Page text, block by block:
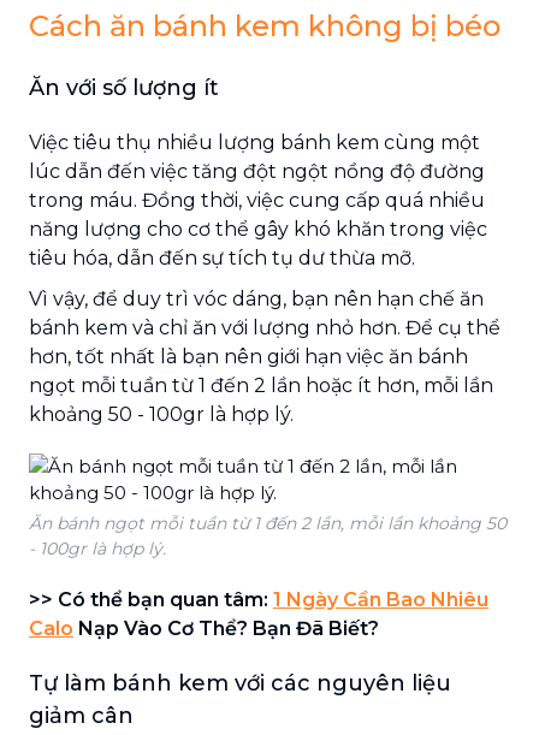
Cách ăn bánh kem không bị béo
Ăn với số lượng ít
Việc tiêu thụ nhiều lượng bánh kem cùng một
lúc dẫn đến việc tăng đột ngột nồng độ đường
trong máu. Đồng thời, việc cung cấp quá nhiều
năng lượng cho cơ thể gây khó khăn trong việc
tiêu hóa, dẫn đến sự tích tụ dư thừa mỡ.
Vì vậy, để duy trì vóc dáng, bạn nên hạn chế ăn
bánh kem và chỉ ăn với lượng nhỏ hơn. Để cụ thể
hơn, tốt nhất là bạn nên giới hạn việc ăn bánh
ngọt mỗi tuần từ 1 đến 2 lần hoặc ít hơn, mỗi lần
khoảng 50 - 100gr là hợp lý.
Ăn bánh ngọt mỗi tuần từ 1 đến 2 lần, mỗi lần khoảng 50
- 100gr là hợp lý.
>> Có thể bạn quan tâm: 1 Ngày Cần Bao Nhiêu
Calo Nạp Vào Cơ Thể? Bạn Đã Biết?
Tự làm bánh kem với các nguyên liệu
giảm cân